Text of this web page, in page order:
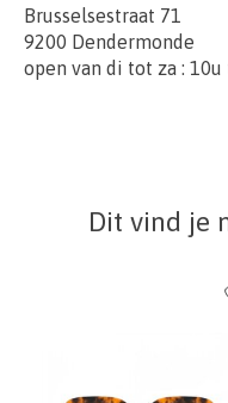
Brusselsestraat 71
9200 Dendermonde
open van di tot za :
Dit vind je
Items van